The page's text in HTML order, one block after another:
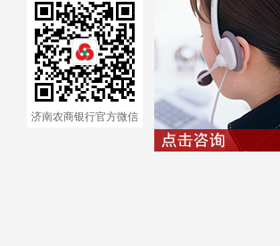
济南农商银行官方微信